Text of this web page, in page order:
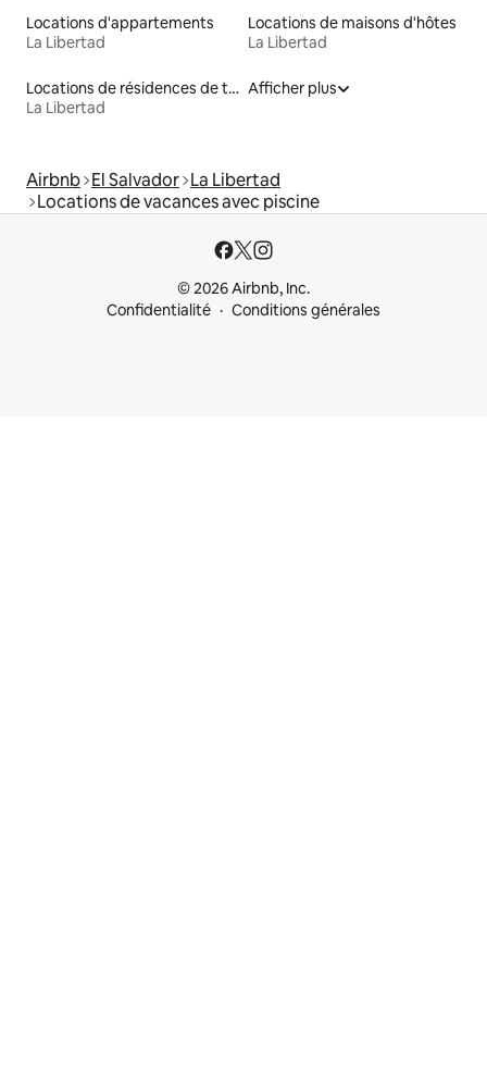
Locations d'appartements
La Libertad
Locations de maisons d'hôtes
La Libertad
Locations de résidences de tourisme
La Libertad
Afficher plus
Airbnb El Salvador La Libertad
Locations de vacances avec piscine
© 2026 Airbnb, Inc.
Confidentialité
Conditions générales